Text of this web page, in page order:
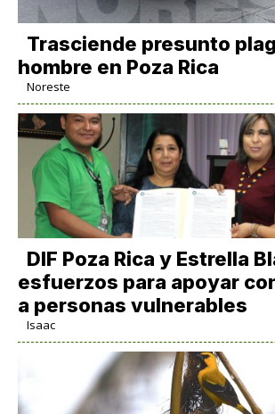
Trasciende presunto
hombre en Poza Rica
Noreste
DIF Poza Rica y Estrella
esfuerzos para apoyar
a personas vulnerables
Isaac